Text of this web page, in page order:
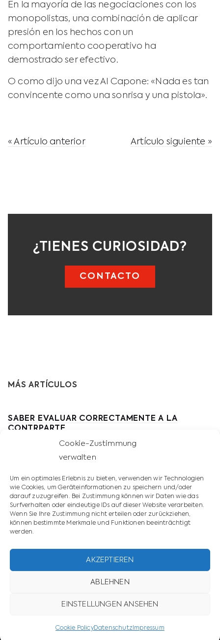
Cookie-Zustimmung
verwalten
Um ein optimales Erlebnis zu bieten, verwenden wir Technologien
wie Cookies, um Geräteinformationen zu speichern und/oder
darauf zuzugreifen. Bei Zustimmung können wir Daten wie das
Surfverhalten oder eindeutige IDs auf dieser Website verarbeiten.
Wenn Sie Ihre Zustimmung nicht erteilen oder zurückziehen,
können bestimmte Merkmale und Funktionen beeinträchtigt
werden.
AKZEPTIEREN
ABLEHNEN
EINSTELLUNGEN ANSEHEN
Cookie PolicyDatenschutz Impressum
En la mayoría de las negociaciones con los
monopolistas, una combinación de aplicar
presión en los hechos con un
comportamiento cooperativo ha
demostrado ser efectivo.
O como dijo una vez Al Capone: «Nada es tan
convincente como una sonrisa y una pistola».
« Artículo anterior Artículo siguiente »
¿TIENES CURIOSIDAD?
CONTACTO
MÁS ARTÍCULOS
SABER EVALUAR CORRECTAMENTE A LA
CONTRPARTE
NEGOCIACIONES INTERNACIONALES
NEGOCIACIÓN EXITOSA CON MONOPOLISTAS
LAS CUATRO ESTRATEGIAS DE NEGOCIACIÓN
MAS IMPORTANTES